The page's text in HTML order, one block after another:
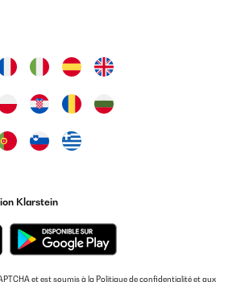
zu empfehlen
Klarstein
et est soumis à la Politique de confidentialitéet aux